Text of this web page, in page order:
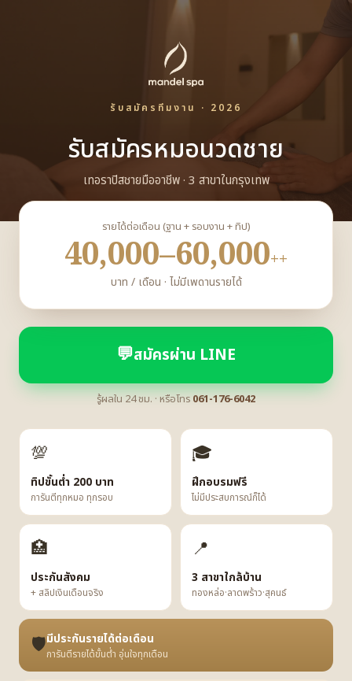
รับสมัครทีมงาน · 2026
รับสมัครหมอนวดชาย
เทอราปิสชายมืออาชีพ · 3 สาขาในกรุงเทพ
รายได้ต่อเดือน (ฐาน + รอบงาน + ทิป)
40,000–60,000++
บาท / เดือน · ไม่มีเพดานรายได้
💬สมัครผ่าน LINE
รู้ผลใน 24 ชม. · หรือโทร 061-176-6042
💯
ทิปขั้นต่ำ 200 บาท
การันตีทุกหมอ ทุกรอบ
🎓
ฝึกอบรมฟรี
ไม่มีประสบการณ์ก็ได้
🏥
ประกันสังคม
+ สลิปเงินเดือนจริง
📍
3 สาขาใกล้บ้าน
ทองหล่อ·ลาดพร้าว·สุคนธ์
🛡️มีประกันรายได้ต่อเดือน
การันตีรายได้ขั้นต่ำ อุ่นใจทุกเดือน